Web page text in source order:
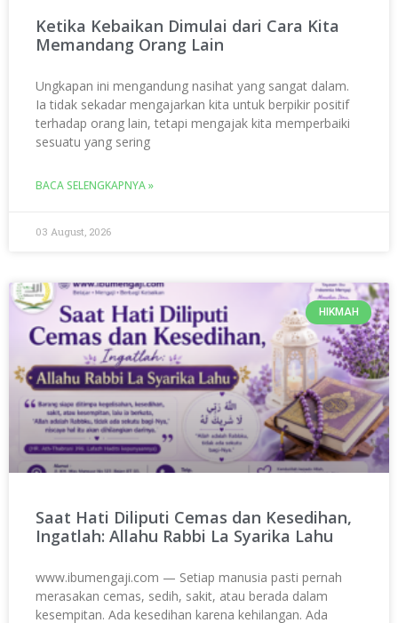
Ketika Kebaikan Dimulai dari Cara Kita
Memandang Orang Lain
Ungkapan ini mengandung nasihat yang sangat dalam.
Ia tidak sekadar mengajarkan kita untuk berpikir positif
terhadap orang lain, tetapi mengajak kita memperbaiki
sesuatu yang sering
BACA SELENGKAPNYA »
03 August, 2026
HIKMAH
Saat Hati Diliputi Cemas dan Kesedihan,
Ingatlah: Allahu Rabbi La Syarika Lahu
www.ibumengaji.com — Setiap manusia pasti pernah
merasakan cemas, sedih, sakit, atau berada dalam
kesempitan. Ada kesedihan karena kehilangan. Ada